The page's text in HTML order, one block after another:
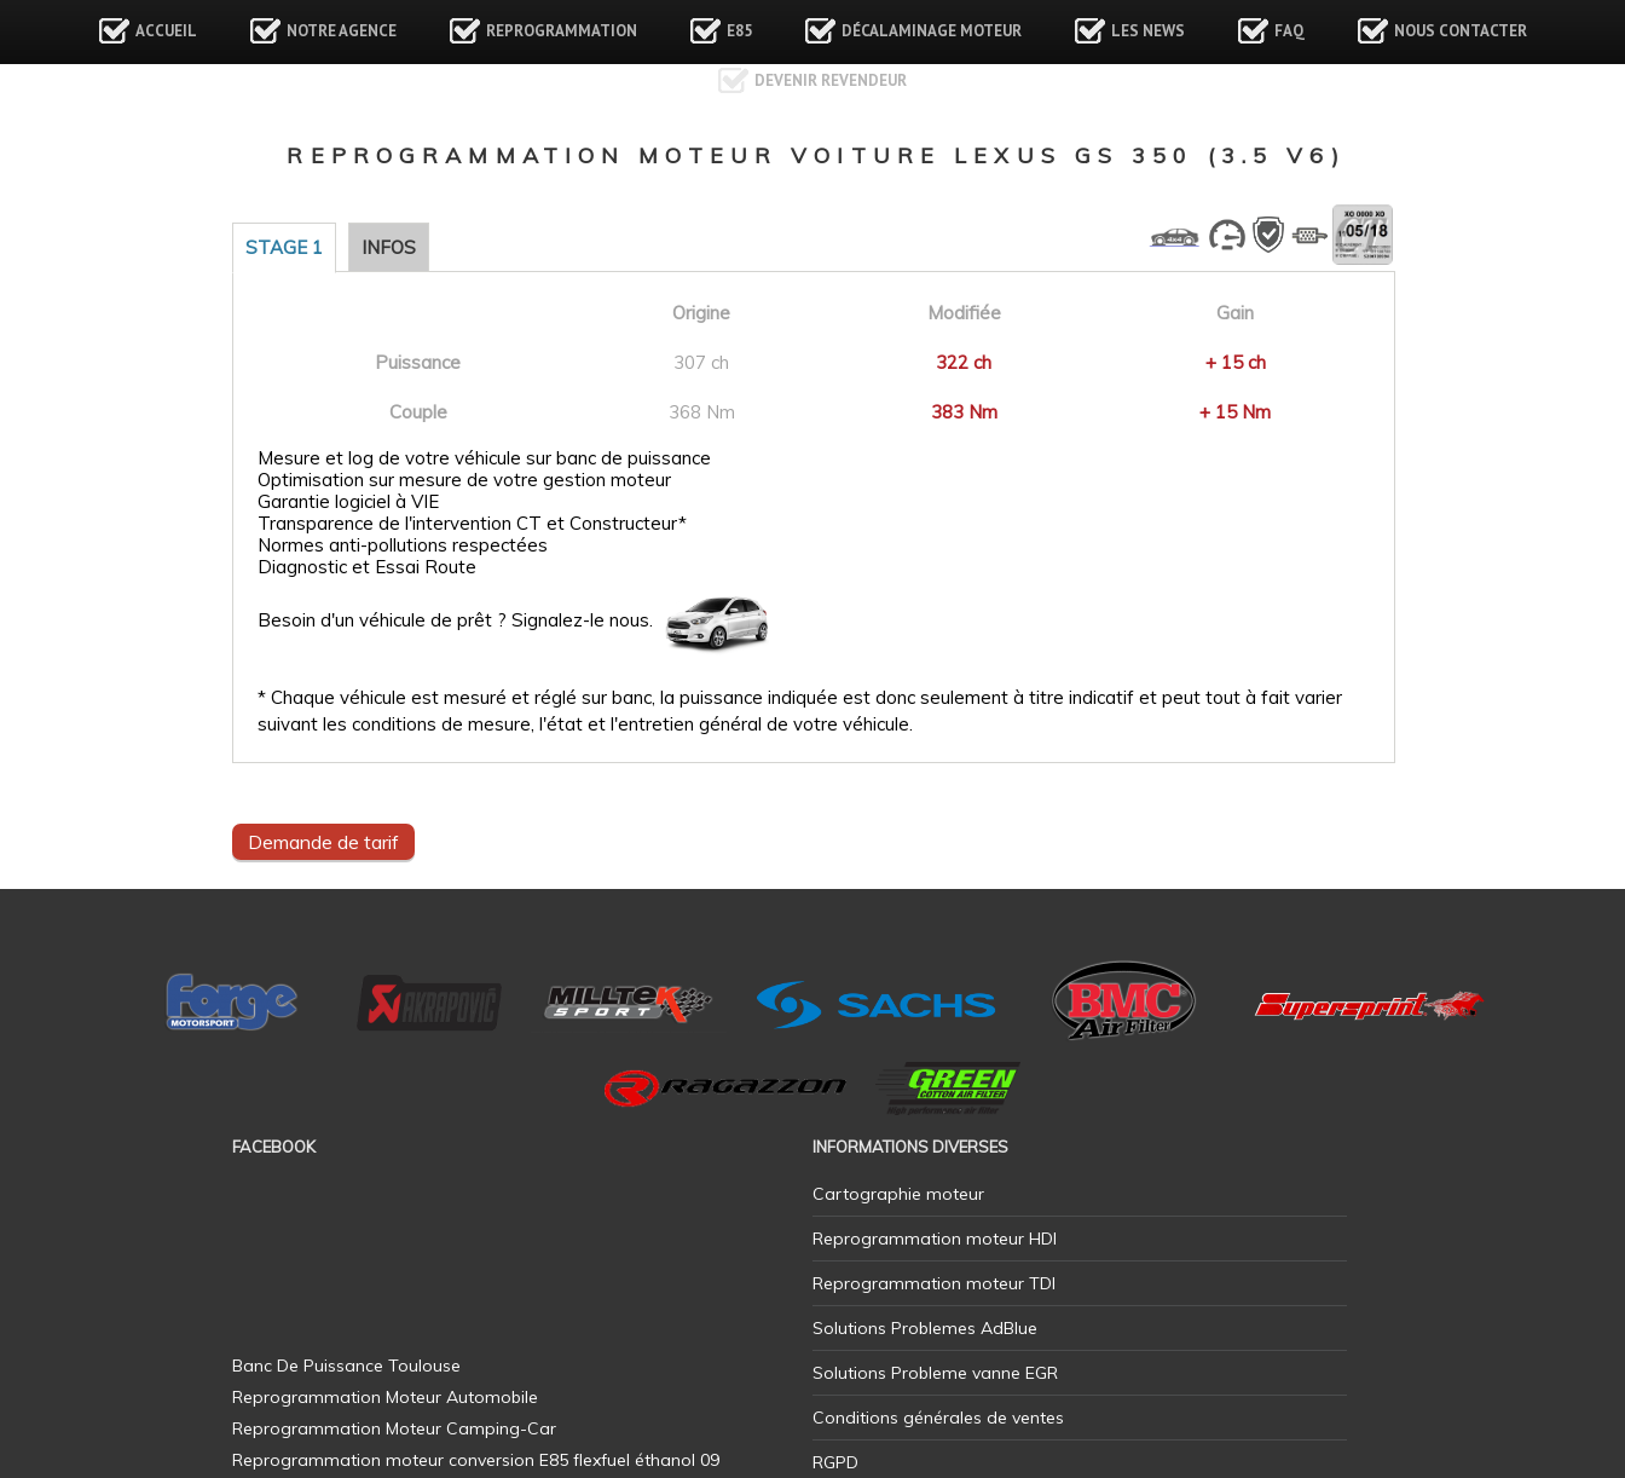
ACCUEIL NOTRE AGENCE REPROGRAMMATION E85 DÉCALAMINAGE MOTEUR LES NEWS FAQ NOUS CONTACTER
DEVENIR REVENDEUR
REPROGRAMMATION MOTEUR VOITURE LEXUS GS 350 (3.5 V6)
STAGE 1 INFOS
Origine Modifiée Gain
Puissance 307 ch 322 ch + 15 ch
Couple 368 Nm 383 Nm
+ 15 Nm
Mesure et log de votre véhicule sur banc de puissance
Optimisation sur mesure de votre gestion moteur
Garantie logiciel à VIE
Transparence de l'intervention CT et Constructeur*
Normes anti-pollutions respectées
Diagnostic et Essai Route
Besoin d'un véhicule de prêt ? Signalez-le nous.
* Chaque véhicule est mesuré et réglé sur banc, la puissance indiquée est donc seulement à titre indicatif et peut tout à fait varier
suivant les conditions de mesure, l'état et l'entretien général de votre véhicule.
Demande de tarif
FACEBOOK INFORMATIONS DIVERSES
Cartographie moteur
Reprogrammation moteur HDI
Reprogrammation moteur TDI
Solutions Problemes AdBlue
Solutions Probleme vanne EGR
Conditions générales de ventes
RGPD
Banc De Puissance Toulouse
Reprogrammation Moteur Automobile
Reprogrammation Moteur Camping-Car
Reprogrammation moteur conversion E85 flexfuel éthanol 09